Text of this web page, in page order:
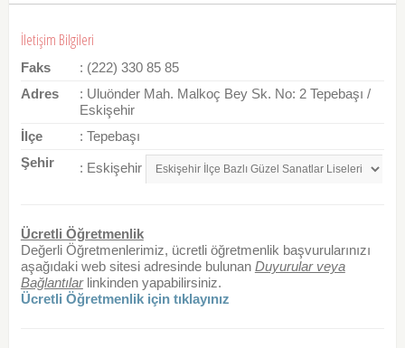
İletişim Bilgileri
Faks
: (222) 330 85 85
Adres
: Uluönder Mah. Malkoç Bey Sk. No: 2 Tepebaşı /
Eskişehir
İlçe
: Tepebaşı
Şehir
: Eskişehir
Ücretli Öğretmenlik
Değerli Öğretmenlerimiz, ücretli öğretmenlik başvurularınızı
aşağıdaki web sitesi adresinde bulunan Duyurular veya
Bağlantılarlinkinden yapabilirsiniz.
Ücretli Öğretmenlik için tıklayınız